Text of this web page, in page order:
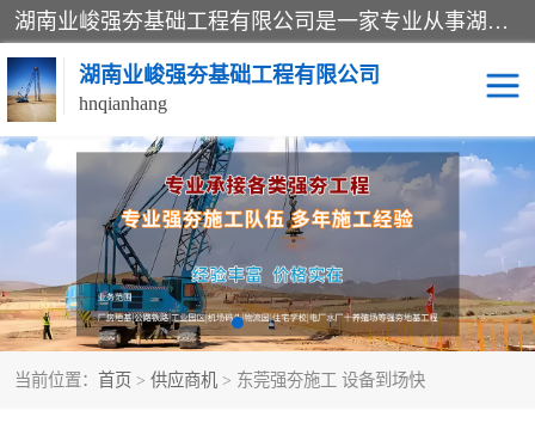
湖南业峻强夯基础工程有限公司是一家专业从事湖南强夯基础工程、强夯机租赁，地基处理的施工单位。业务覆盖：湖南、广东，江西等地。可承接1000KN.m-25000KN.m强夯（置换）工程。公司创始人是国内较早期从事强夯施工的建设者，经过多年的一步一个脚印的发展，在行业内具有较高的度和良好的口碑。
湖南业峻强夯基础工程有限公司
hnqianhang
当前位置： 首页 > 供应商机 > 东莞强夯施工 设备到场快
强夯施工案例 强夯机租赁
强夯施工工程 强夯施工队伍
强夯队伍